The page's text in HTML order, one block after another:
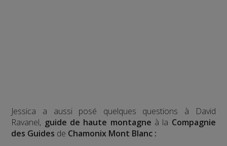
Jessica a aussi posé quelques questions à David
Ravanel, guide de haute montagne à la Compagnie
des Guides de Chamonix Mont Blanc :